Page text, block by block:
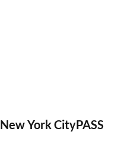
York CityPASS